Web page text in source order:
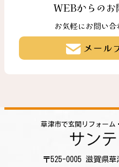
WEBからのお
お気軽にお問い
メール
草津市で玄関リフォーム
〒525-0005 滋賀県草